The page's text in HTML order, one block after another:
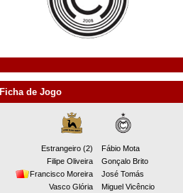
Ficha de Jogo
Estrangeiro (2)
Fábio Mota
Filipe Oliveira
Gonçalo Brito
Francisco Moreira
José Tomás
Vasco Glória
Miguel Vicêncio